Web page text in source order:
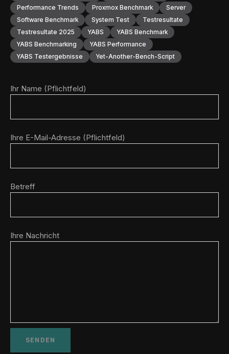
Performance Trends
Proxmox Benchmark
Server
Software Benchmark
System Test
Testresultate
Testresultate 2025
YABS
YABS Benchmark
YABS Benchmarking
YABS Performance
YABS Testergebnisse
Yet-Another-Bench-Script
Ihr Name (Pflichtfeld)
Ihre E-Mail-Adresse (Pflichtfeld)
Betreff
Ihre Nachricht